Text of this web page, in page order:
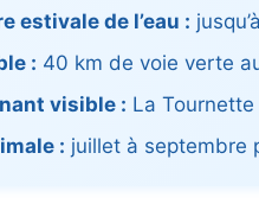
estivale de l’eau :
: 40 km de voie verte
visible : La
: juillet à septembre